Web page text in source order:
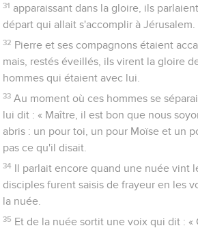
31 apparaissant dans la gloire, ils
départ qui allait s'accomplir à Jérusalem.
32 Pierre et ses compagnons étaient
mais, restés éveillés, ils virent la gloire
hommes qui étaient avec lui.
33 Au moment où ces hommes se
lui dit : « Maître, il est bon que nous
abris : un pour toi, un pour Moïse et un
pas ce qu'il disait.
34 Il parlait encore quand une nuée vint
disciples furent saisis de frayeur en les
la nuée.
35 Et de la nuée sortit une voix qui dit : «